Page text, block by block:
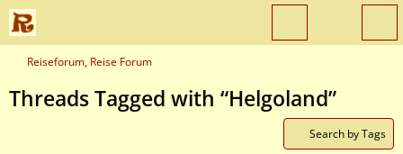
Reiseforum, Reise Forum
Threads Tagged with “Helgoland”
Search by Tags